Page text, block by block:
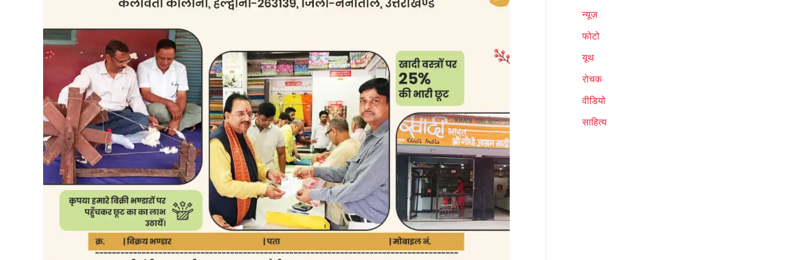
न्यूज़
फोटो
यूथ
रोचक
वीडियो
साहित्य